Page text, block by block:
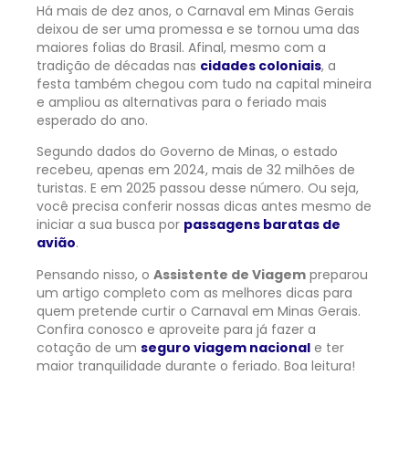
Há mais de dez anos, o Carnaval em Minas Gerais
deixou de ser uma promessa e se tornou uma das
maiores folias do Brasil. Afinal, mesmo com a
tradição de décadas nas cidades coloniais, a
festa também chegou com tudo na capital mineira
e ampliou as alternativas para o feriado mais
esperado do ano.
Segundo dados do Governo de Minas, o estado
recebeu, apenas em 2024, mais de 32 milhões de
turistas. E em 2025 passou desse número. Ou seja,
você precisa conferir nossas dicas antes mesmo de
iniciar a sua busca por passagens baratas de
avião.
Pensando nisso, o Assistente de Viagem preparou
um artigo completo com as melhores dicas para
quem pretende curtir o Carnaval em Minas Gerais.
Confira conosco e aproveite para já fazer a
cotação de um seguro viagem nacional e ter
maior tranquilidade durante o feriado. Boa leitura!